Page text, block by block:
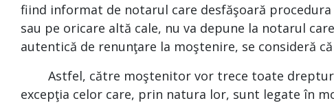
fiind informat de notarul care desfăşoară
sau pe oricare altă cale, nu va depune la notarul
autentică de renunţare la moştenire, se consideră
Astfel, către moştenitor vor trece toate
excepţia celor care, prin natura lor, sunt legate în